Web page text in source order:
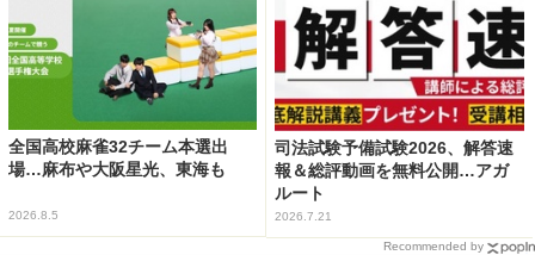
全国高校麻雀32チーム本選出
場…麻布や大阪星光、東海も
2026.8.5
司法試験予備試験2026、解答速
報＆総評動画を無料公開…アガ
ルート
2026.7.21
Recommended by